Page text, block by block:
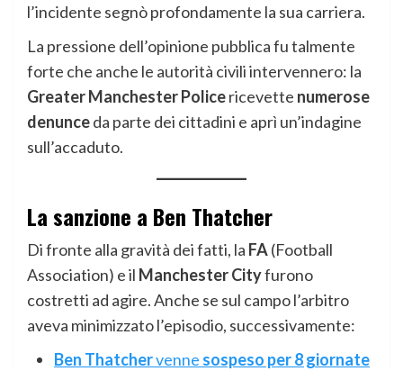
l’incidente segnò profondamente la sua carriera.
La pressione dell’opinione pubblica fu talmente
forte che anche le autorità civili intervennero: la
Greater Manchester Policericevette numerose
denunceda parte dei cittadini e aprì un’indagine
sull’accaduto.
La sanzione a Ben Thatcher
Di fronte alla gravità dei fatti, la FA(Football
Association) e il Manchester Cityfurono
costretti ad agire. Anche se sul campo l’arbitro
aveva minimizzato l’episodio, successivamente:
Ben Thatchervenne sospeso per 8 giornate